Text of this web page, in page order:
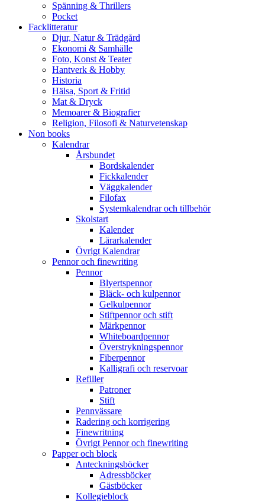
Spänning & Thrillers
Pocket
Facklitteratur
Djur, Natur & Trädgård
Ekonomi & Samhälle
Foto, Konst & Teater
Hantverk & Hobby
Historia
Hälsa, Sport & Fritid
Mat & Dryck
Memoarer & Biografier
Religion, Filosofi & Naturvetenskap
Non books
Kalendrar
Årsbundet
Bordskalender
Fickkalender
Väggkalender
Filofax
Systemkalendrar och tillbehör
Skolstart
Kalender
Lärarkalender
Övrigt Kalendrar
Pennor och finewriting
Pennor
Blyertspennor
Bläck- och kulpennor
Gelkulpennor
Stiftpennor och stift
Märkpennor
Whiteboardpennor
Överstrykningspennor
Fiberpennor
Kalligrafi och reservoar
Refiller
Patroner
Stift
Pennvässare
Radering och korrigering
Finewritning
Övrigt Pennor och finewriting
Papper och block
Anteckningsböcker
Adressböcker
Gästböcker
Kollegieblock